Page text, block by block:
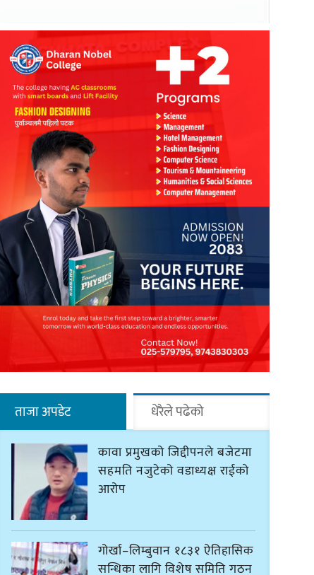
ताजा अपडेट धेरैले पढेको
कावा प्रमुखको जिद्दीपनले बजेटमा
सहमति नजुटेको वडाध्यक्ष राईको
आरोप
गोर्खा–लिम्बुवान १८३१ ऐतिहासिक
सन्धिका लागि विशेष समिति गठन